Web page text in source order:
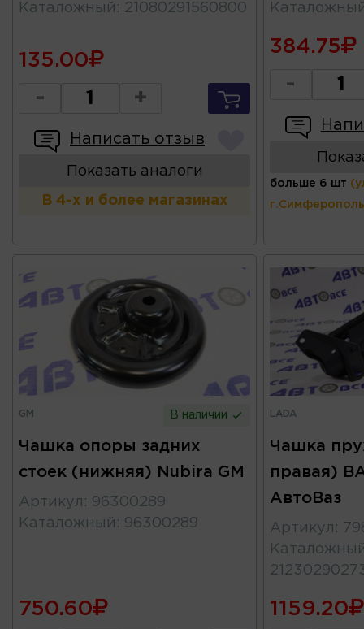
Каталожный : 21080291560800
135.00
- +
Написать отзыв
Показать аналоги
В 4-х и более магазинах
384.75
-
больше 6 шт
GM В наличии
Чашка опоры задних
стоек (нижняя) Nubira GM
Артикул : 96300289
Каталожный : 96300289
750.60
LADA
Чашка
правая)
АвтоВаз
Артикул :
1159.20